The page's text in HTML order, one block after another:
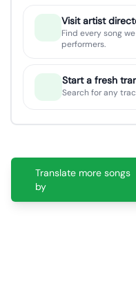
Visit artist
Find every song
performers.
Start a fresh
Search for any
Translate more songs
by